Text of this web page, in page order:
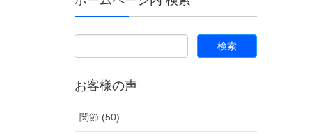
お客様の声
関節 (50)